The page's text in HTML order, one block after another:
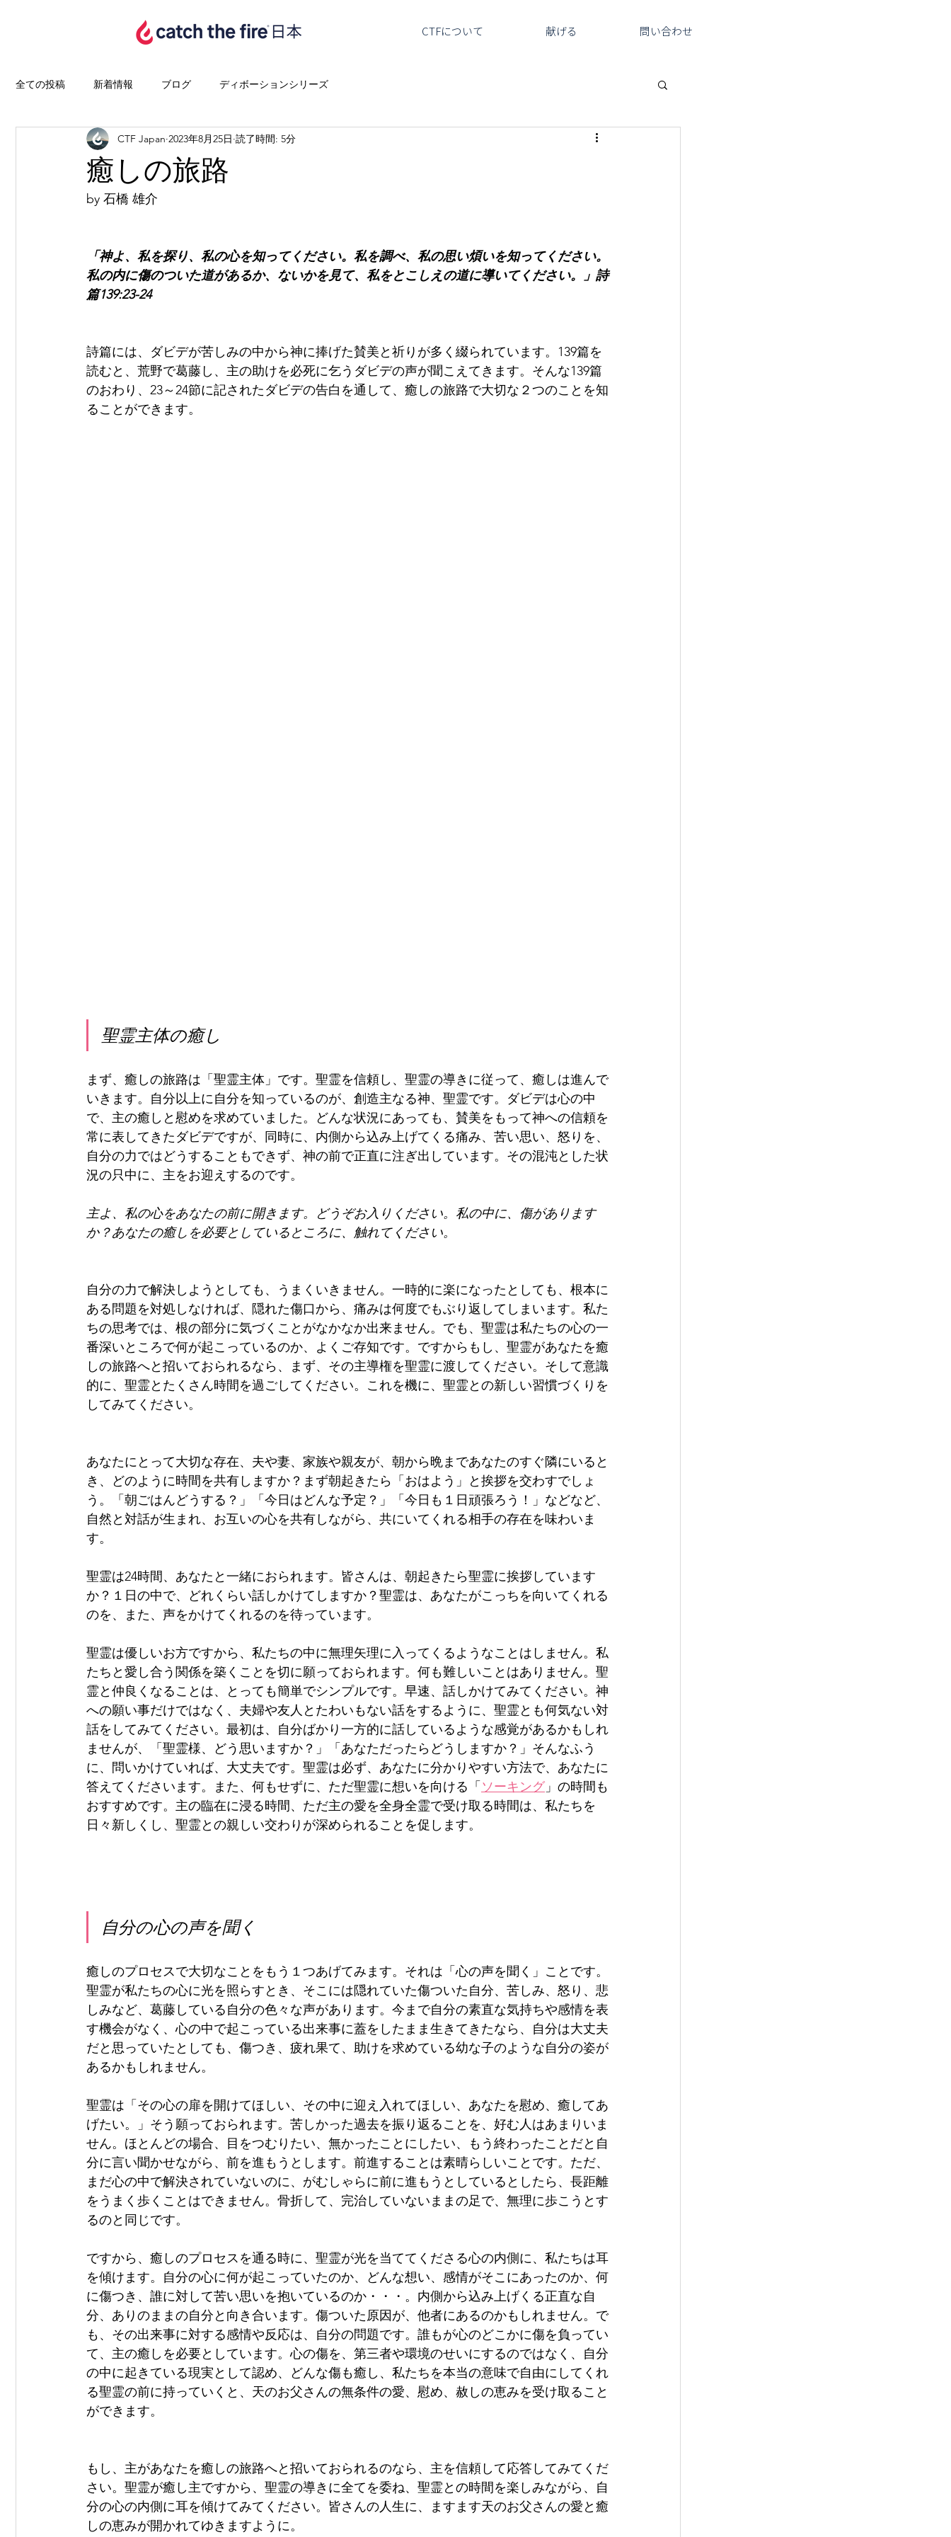
CTFについて 献げる 問い合わせ
全ての投稿 新着情報 ブログ ディボーションシリーズ
癒しの旅路
CTF Japan 2023年8月25日 読了時間: 5分
by 石橋 雄介
「神よ、私を探り、私の心を知ってください。私を調べ、私の思い煩いを知ってください。
私の内に傷のついた道があるか、ないかを見て、私をとこしえの道に導いてください。」詩
篇139:23-24
詩篇には、ダビデが苦しみの中から神に捧げた賛美と祈りが多く綴られています。139篇を
読むと、荒野で葛藤し、主の助けを必死に乞うダビデの声が聞こえてきます。そんな139篇
のおわり、23～24節に記されたダビデの告白を通して、癒しの旅路で大切な２つのことを知
ることができます。
聖霊主体の癒し
まず、癒しの旅路は「聖霊主体」です。聖霊を信頼し、聖霊の導きに従って、癒しは進んで
いきます。自分以上に自分を知っているのが、創造主なる神、聖霊です。ダビデは心の中
で、主の癒しと慰めを求めていました。どんな状況にあっても、賛美をもって神への信頼を
常に表してきたダビデですが、同時に、内側から込み上げてくる痛み、苦い思い、怒りを、
自分の力ではどうすることもできず、神の前で正直に注ぎ出しています。その混沌とした状
況の只中に、主をお迎えするのです。
主よ、私の心をあなたの前に開きます。どうぞお入りください。私の中に、傷があります
か？あなたの癒しを必要としているところに、触れてください。
自分の力で解決しようとしても、うまくいきません。一時的に楽になったとしても、根本に
ある問題を対処しなければ、隠れた傷口から、痛みは何度でもぶり返してしまいます。私た
ちの思考では、根の部分に気づくことがなかなか出来ません。でも、聖霊は私たちの心の一
番深いところで何が起こっているのか、よくご存知です。ですからもし、聖霊があなたを癒
しの旅路へと招いておられるなら、まず、その主導権を聖霊に渡してください。そして意識
的に、聖霊とたくさん時間を過ごしてください。これを機に、聖霊との新しい習慣づくりを
してみてください。
あなたにとって大切な存在、夫や妻、家族や親友が、朝から晩まであなたのすぐ隣にいると
き、どのように時間を共有しますか？まず朝起きたら「おはよう」と挨拶を交わすでしょ
う。「朝ごはんどうする？」「今日はどんな予定？」「今日も１日頑張ろう！」などなど、
自然と対話が生まれ、お互いの心を共有しながら、共にいてくれる相手の存在を味わいま
す。
聖霊は24時間、あなたと一緒におられます。皆さんは、朝起きたら聖霊に挨拶しています
か？１日の中で、どれくらい話しかけてしますか？聖霊は、あなたがこっちを向いてくれる
のを、また、声をかけてくれるのを待っています。
聖霊は優しいお方ですから、私たちの中に無理矢理に入ってくるようなことはしません。私
たちと愛し合う関係を築くことを切に願っておられます。何も難しいことはありません。聖
霊と仲良くなることは、とっても簡単でシンプルです。早速、話しかけてみてください。神
への願い事だけではなく、夫婦や友人とたわいもない話をするように、聖霊とも何気ない対
話をしてみてください。最初は、自分ばかり一方的に話しているような感覚があるかもしれ
ませんが、「聖霊様、どう思いますか？」「あなただったらどうしますか？」そんなふう
に、問いかけていれば、大丈夫です。聖霊は必ず、あなたに分かりやすい方法で、あなたに
答えてくださいます。また、何もせずに、ただ聖霊に想いを向ける「 ソーキング 」の時間も
おすすめです。主の臨在に浸る時間、ただ主の愛を全身全霊で受け取る時間は、私たちを
日々新しくし、聖霊との親しい交わりが深められることを促します。
自分の心の声を聞く
癒しのプロセスで大切なことをもう１つあげてみます。それは「心の声を聞く」ことです。
聖霊が私たちの心に光を照らすとき、そこには隠れていた傷ついた自分、苦しみ、怒り、悲
しみなど、葛藤している自分の色々な声があります。今まで自分の素直な気持ちや感情を表
す機会がなく、心の中で起こっている出来事に蓋をしたまま生きてきたなら、自分は大丈夫
だと思っていたとしても、傷つき、疲れ果て、助けを求めている幼な子のような自分の姿が
あるかもしれません。
聖霊は「その心の扉を開けてほしい、その中に迎え入れてほしい、あなたを慰め、癒してあ
げたい。」そう願っておられます。苦しかった過去を振り返ることを、好む人はあまりいま
せん。ほとんどの場合、目をつむりたい、無かったことにしたい、もう終わったことだと自
分に言い聞かせながら、前を進もうとします。前進することは素晴らしいことです。ただ、
まだ心の中で解決されていないのに、がむしゃらに前に進もうとしているとしたら、長距離
をうまく歩くことはできません。骨折して、完治していないままの足で、無理に歩こうとす
るのと同じです。
ですから、癒しのプロセスを通る時に、聖霊が光を当ててくださる心の内側に、私たちは耳
を傾けます。自分の心に何が起こっていたのか、どんな想い、感情がそこにあったのか、何
に傷つき、誰に対して苦い思いを抱いているのか・・・。内側から込み上げくる正直な自
分、ありのままの自分と向き合います。傷ついた原因が、他者にあるのかもしれません。で
も、その出来事に対する感情や反応は、自分の問題です。誰もが心のどこかに傷を負ってい
て、主の癒しを必要としています。心の傷を、第三者や環境のせいにするのではなく、自分
の中に起きている現実として認め、どんな傷も癒し、私たちを本当の意味で自由にしてくれ
る聖霊の前に持っていくと、天のお父さんの無条件の愛、慰め、赦しの恵みを受け取ること
ができます。
もし、主があなたを癒しの旅路へと招いておられるのなら、主を信頼して応答してみてくだ
さい。聖霊が癒し主ですから、聖霊の導きに全てを委ね、聖霊との時間を楽しみながら、自
分の心の内側に耳を傾けてみてください。皆さんの人生に、ますます天のお父さんの愛と癒
しの恵みが開かれてゆきますように。